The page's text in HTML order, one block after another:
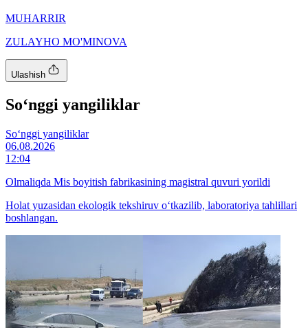
MUHARRIR
ZULAYHO MO'MINOVA
Ulashish
So‘nggi yangiliklar
So‘nggi yangiliklar
06.08.2026
12:04
Olmaliqda Mis boyitish fabrikasining magistral quvuri yorildi
Holat yuzasidan ekologik tekshiruv o‘tkazilib, laboratoriya tahlillari
boshlangan.